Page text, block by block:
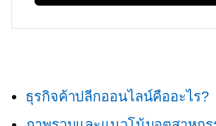
ธุรกิจค้าปลีกออนไลน์คืออะไร?